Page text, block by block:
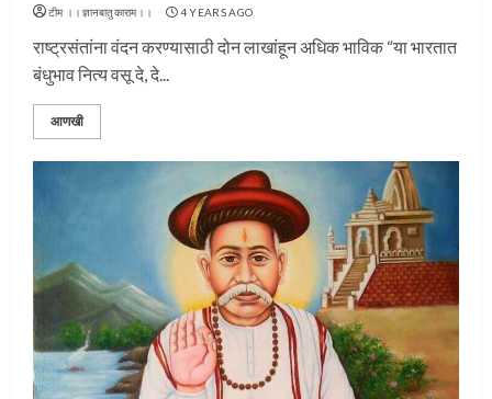
टीम ।।ज्ञानबातुकाराम।। 4 YEARS AGO
राष्ट्रसंतांना वंदन करण्यासाठी दोन लाखांहून अधिक भाविक “या भारतात
बंधुभाव नित्य वसू दे, दे...
आणखी